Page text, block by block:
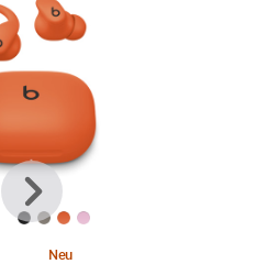
Neu
Zurück
Weiter